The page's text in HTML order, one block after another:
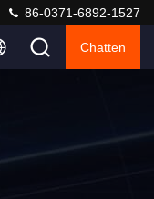
86-0371-6892-1527
Chatten